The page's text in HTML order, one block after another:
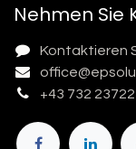
Nehmen Sie
Kontaktieren
+43 732